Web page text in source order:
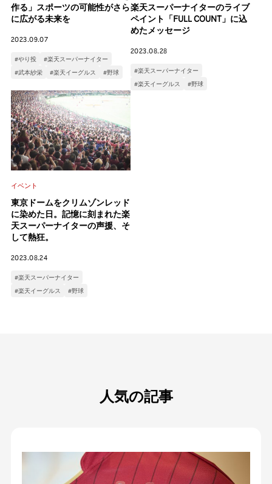
作る」スポーツの可能性がさら
に広がる未来を
2023.09.07
#やり投
#楽天スーパーナイター
#武本紗栄
#楽天イーグルス #野球
楽天スーパーナイターのライブ
ペイント「FULL COUNT」に込
めたメッセージ
2023.08.28
#楽天スーパーナイター
#楽天イーグルス
#野球
イベント
東京ドームをクリムゾンレッド
に染めた日。記憶に刻まれた楽
天スーパーナイターの声援、そ
して熱狂。
2023.08.24
#楽天スーパーナイター
#楽天イーグルス
#野球
人気の記事